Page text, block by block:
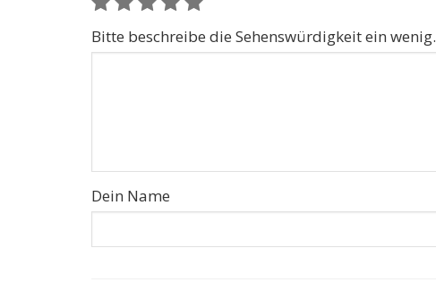
Bitte beschreibe die Sehenswürdigkeit ein wenig.
Dein Name